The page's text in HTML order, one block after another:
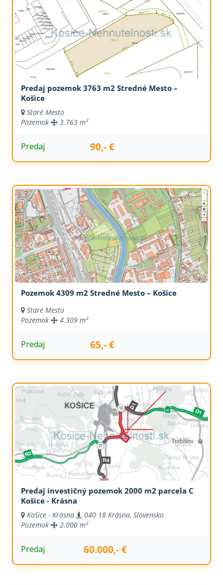
Predaj pozemok 3763 m2 Stredné Mesto –
Košice
Staré Mesto
Pozemok
3.763 m²
Predaj 90,- €
Pozemok 4309 m2 Stredné Mesto – Košice
Staré Mesto
Pozemok
4.309 m²
Predaj 65,- €
Predaj investičný pozemok 2000 m2 parcela C
Košice - Krásna
Košice - Krásna
040 18 Krásna, Slovensko
Pozemok
2.000 m²
Predaj 60.000,- €